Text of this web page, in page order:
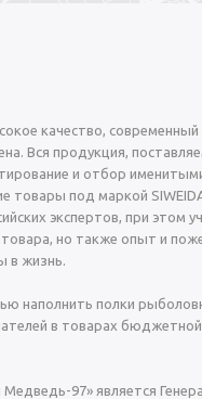
качество,
Вся продукция,
и отбор
товары под маркой
экспертов, при этом
но также опыт и
в жизнь.
наполнить полки
в товарах
97» является